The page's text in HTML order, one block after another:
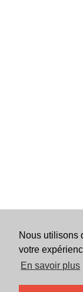
Nous utilisons
votre
En savoir plus